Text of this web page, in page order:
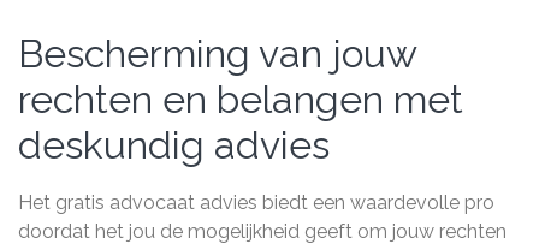
Bescherming van jouw
rechten en belangen met
deskundig advies
Het gratis advocaat advies biedt een waardevolle pro
doordat het jou de mogelijkheid geeft om jouw rechten